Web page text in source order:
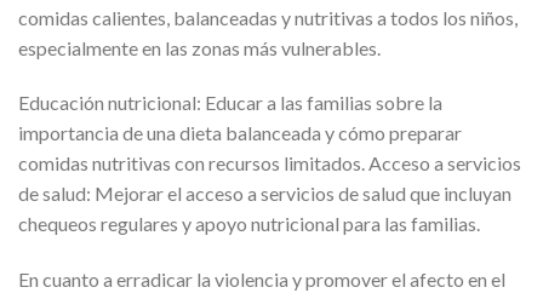
comidas calientes, balanceadas y nutritivas a todos los niños,
especialmente en las zonas más vulnerables.
Educación nutricional: Educar a las familias sobre la
importancia de una dieta balanceada y cómo preparar
comidas nutritivas con recursos limitados. Acceso a servicios
de salud: Mejorar el acceso a servicios de salud que incluyan
chequeos regulares y apoyo nutricional para las familias.
En cuanto a erradicar la violencia y promover el afecto en el